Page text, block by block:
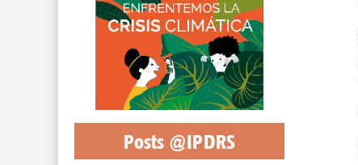
Posts @IPDRS